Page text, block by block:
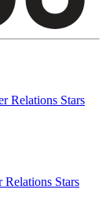
Relations Stars
Relations Stars